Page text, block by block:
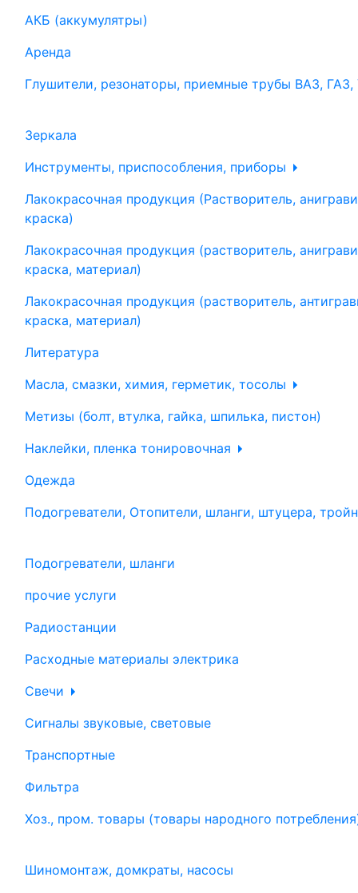
АКБ (аккумулятры)
Аренда
Глушители, резонаторы, приемные трубы ВАЗ, ГАЗ,
Зеркала
Инструменты, приспособления, приборы
Лакокрасочная продукция (Растворитель,
краска)
Лакокрасочная продукция (растворитель,
краска, материал)
Лакокрасочная продукция (растворитель,
краска, материал)
Литература
Масла, смазки, химия, герметик, тосолы
Метизы (болт, втулка, гайка, шпилька, пистон)
Наклейки, пленка тонировочная
Одежда
Подогреватели, Отопители, шланги, штуцера,
Подогреватели, шланги
прочие услуги
Радиостанции
Расходные материалы электрика
Свечи
Сигналы звуковые, световые
Транспортные
Фильтра
Хоз., пром. товары (товары народного
Шиномонтаж, домкраты, насосы